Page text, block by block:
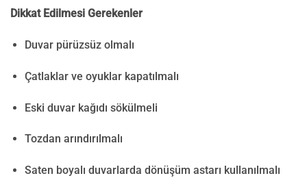
Dikkat Edilmesi Gerekenler
Duvar pürüzsüz olmalı
Çatlaklar ve oyuklar kapatılmalı
Eski duvar kağıdı sökülmeli
Tozdan arındırılmalı
Saten boyalı duvarlarda dönüşüm astarı kullanılmalı